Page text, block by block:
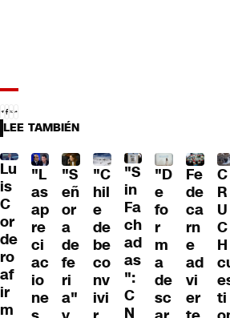
LEE TAMBIÉN
Lu
is
C
or
de
ro
af
ir
m
"L
as
ap
re
ci
ac
io
ne
"S
eñ
or
a
de
fe
ri
a"
"C
hil
e
de
be
co
nv
ivi
"S
in
Fa
ch
ad
as
":
C
N
"D
e
fo
r
m
a
de
sc
Fe
de
ca
rn
e
ad
vi
er
C
R
U
C
H
ti